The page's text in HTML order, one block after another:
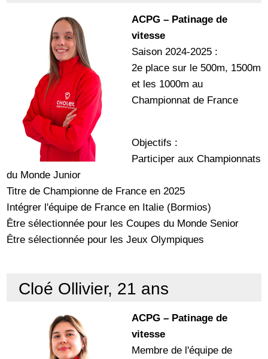
ACPG – Patinage de
vitesse
Saison 2024-2025 :
2e place sur le 500m, 1500m
et les 1000m au
Championnat de France
Objectifs :
Participer aux Championnats
du Monde Junior
Titre de Championne de France en 2025
Intégrer l'équipe de France en Italie (Bormios)
Être sélectionnée pour les Coupes du Monde Senior
Être sélectionnée pour les Jeux Olympiques
Cloé Ollivier, 21 ans
ACPG – Patinage de
vitesse
Membre de l'équipe de